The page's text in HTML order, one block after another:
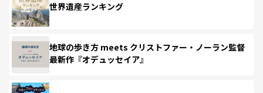
世界遺産ランキング
地球の歩き方 meets クリストファー・ノーラン監督
最新作『オデュッセイア』